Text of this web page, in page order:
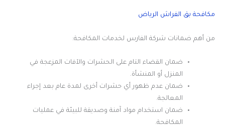
مكافحة بق الفراش الرياض
من أهم ضمانات شركة الفارس لخدمات المكافحة:
ضمان القضاء التام على الحشرات والآفات المزعجة في
المنزل أو المنشأة.
ضمان عدم ظهور أي حشرات أخرى لمدة عام بعد إجراء
المعالجة.
ضمان استخدام مواد آمنة وصديقة للبيئة في عمليات
المكافحة.